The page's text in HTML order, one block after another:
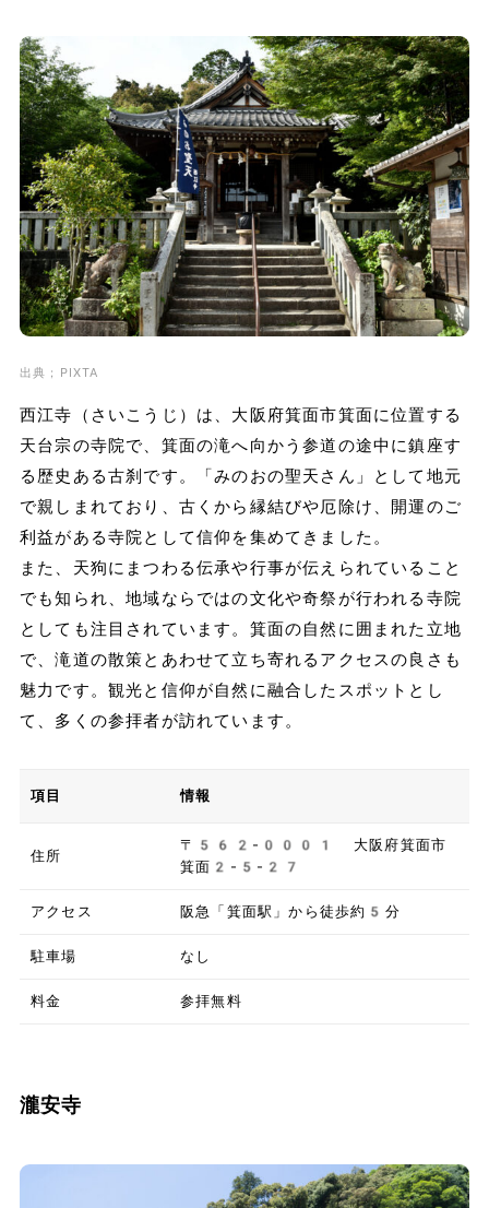
出典；PIXTA
西江寺（さいこうじ）は、大阪府箕面市箕面に位置する
天台宗の寺院で、箕面の滝へ向かう参道の途中に鎮座す
る歴史ある古刹です。「みのおの聖天さん」として地元
で親しまれており、古くから縁結びや厄除け、開運のご
利益がある寺院として信仰を集めてきました。
また、天狗にまつわる伝承や行事が伝えられていること
でも知られ、地域ならではの文化や奇祭が行われる寺院
としても注目されています。箕面の自然に囲まれた立地
で、滝道の散策とあわせて立ち寄れるアクセスの良さも
魅力です。観光と信仰が自然に融合したスポットとし
て、多くの参拝者が訪れています。
項目 情報
住所
〒562-0001 大阪府箕面市
箕面2-5-27
アクセス 阪急「箕面駅」から徒歩約5分
駐車場 なし
料金 参拝無料
瀧安寺